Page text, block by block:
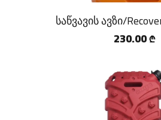
საწვავის ავზი/
230.00 ₾